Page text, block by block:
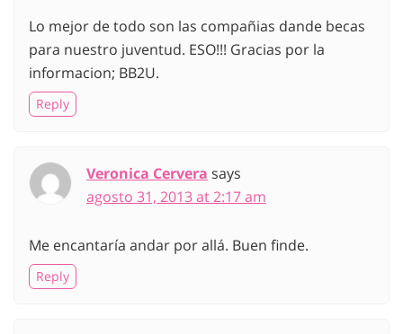
Lo mejor de todo son las compañias dande becas
para nuestro juventud. ESO!!! Gracias por la
informacion; BB2U.
Reply
Veronica Cervera says
agosto 31, 2013 at 2:17 am
Me encantaría andar por allá. Buen finde.
Reply